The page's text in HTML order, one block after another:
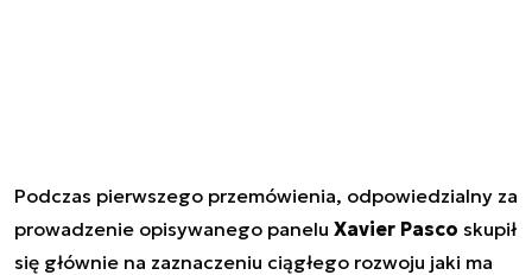
Podczas pierwszego przemówienia, odpowiedzialny za
prowadzenie opisywanego panelu Xavier Pasco skupił
się głównie na zaznaczeniu ciągłego rozwoju jaki ma